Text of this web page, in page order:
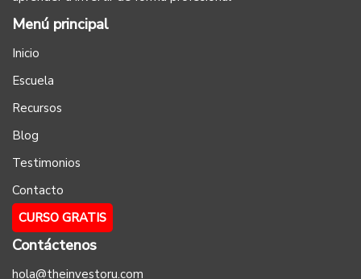
Menú principal
Inicio
Escuela
Recursos
Blog
Testimonios
Contacto
CURSO GRATIS
Contáctenos
hola@theinvestoru.com